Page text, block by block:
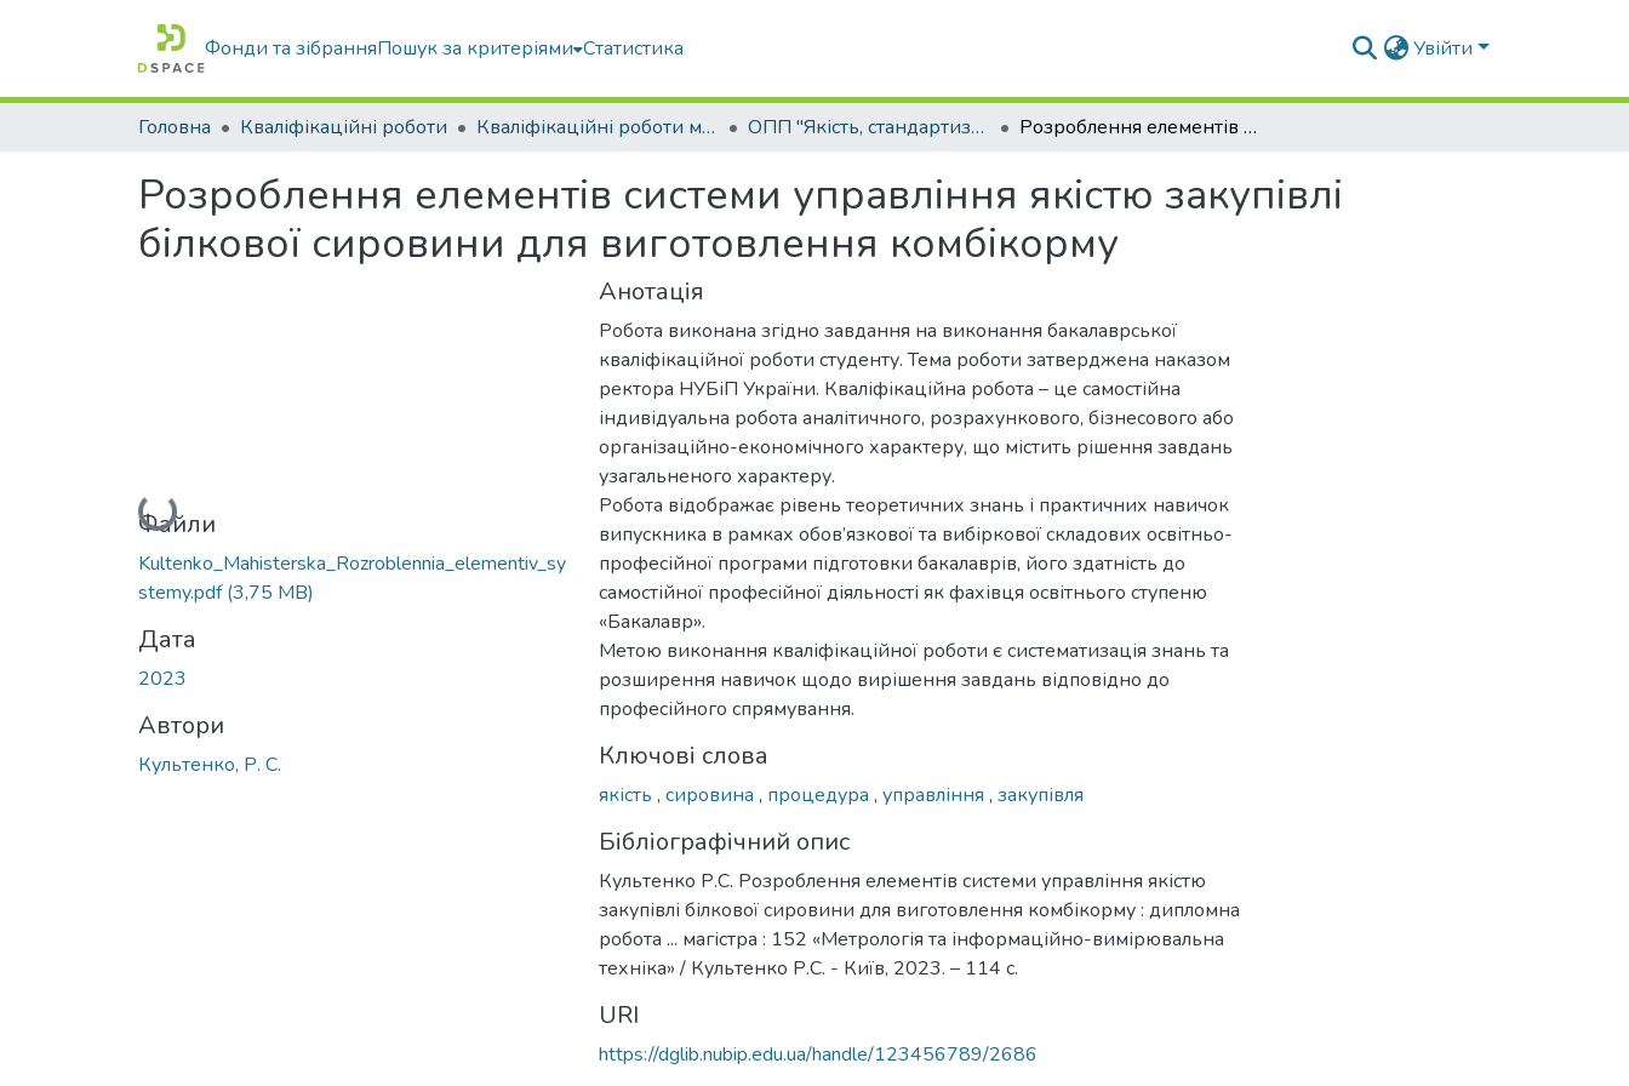
Фонди та зібранняПошук за критеріями Статистика Увійти
Головна Кваліфікаційні роботи Кваліфікаційні роботи магістрів ОПП "Якість, стандартизація та сертифікація" Розроблення елементів системи управління якістю закупівлі білкової сировини для виготовлення комбікорму
Розроблення елементів системи управління якістю закупівлі
білкової сировини для виготовлення комбікорму
Вантажиться...
Файли
Kultenko_Mahisterska_Rozroblennia_elementiv_sy
stemy.pdf(3,75 MB)
Дата
2023
Автори
Культенко, Р. С.
Анотація
Робота виконана згідно завдання на виконання бакалаврської
кваліфікаційної роботи студенту. Тема роботи затверджена наказом
ректора НУБіП України. Кваліфікаційна робота – це самостійна
індивідуальна робота аналітичного, розрахункового, бізнесового або
організаційно-економічного характеру, що містить рішення завдань
узагальненого характеру.
Робота відображає рівень теоретичних знань і практичних навичок
випускника в рамках обов’язкової та вибіркової складових освітньо-
професійної програми підготовки бакалаврів, його здатність до
самостійної професійної діяльності як фахівця освітнього ступеню
«Бакалавр».
Метою виконання кваліфікаційної роботи є систематизація знань та
розширення навичок щодо вирішення завдань відповідно до
професійного спрямування.
Ключові слова
якість , сировина , процедура , управління , закупівля
Бібліографічний опис
Культенко Р.С. Розроблення елементів системи управління якістю
закупівлі білкової сировини для виготовлення комбікорму : дипломна
робота ... магістра : 152 «Метрологія та інформаційно-вимірювальна
техніка» / Культенко Р.С. - Київ, 2023. – 114 с.
URI
https://dglib.nubip.edu.ua/handle/123456789/2686